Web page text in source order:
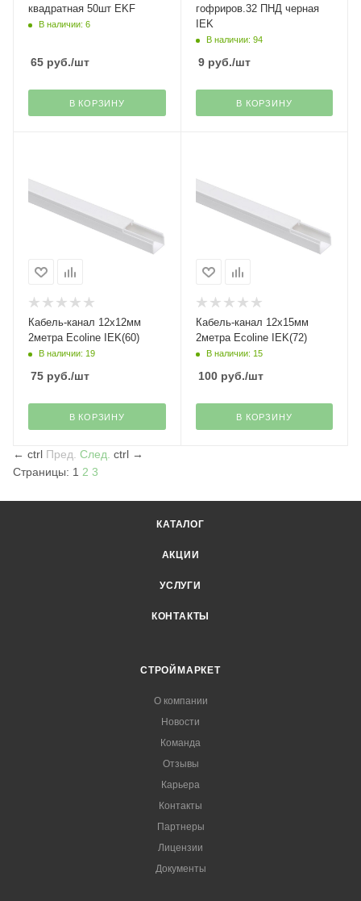
квадратная 50шт EKF
В наличии: 6
65 руб./шт
В КОРЗИНУ
гофриров.32 ПНД черная
IEK
В наличии: 94
9руб./шт
В КОРЗИНУ
Кабель-канал 12х12мм
2метра Ecoline IEK(60)
В наличии: 19
75 руб./шт
В КОРЗИНУ
Кабель-канал 12х15мм
2метра Ecoline IEK(72)
В наличии: 15
100руб./шт
В КОРЗИНУ
← ctrl Пред. След. ctrl →
Страницы: 1 2 3
КАТАЛОГ
АКЦИИ
УСЛУГИ
КОНТАКТЫ
СТРОЙМАРКЕТ
О компании
Новости
Команда
Отзывы
Карьера
Контакты
Партнеры
Лицензии
Документы